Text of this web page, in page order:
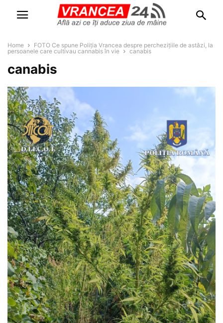
Home
FOTO Ce spune Poliția Vrancea despre perchezițiile de astăzi, la
persoanele care cultivau cannabis în vie
canabis
canabis